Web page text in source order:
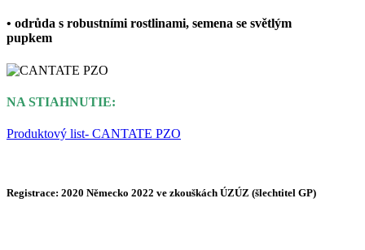
• odrůda s robustními rostlinami, semena se světlým
pupkem
NA STIAHNUTIE:
Produktový list- CANTATE PZO
Registrace: 2020 Německo 2022 ve zkouškách ÚZÚZ (šlechtitel GP)